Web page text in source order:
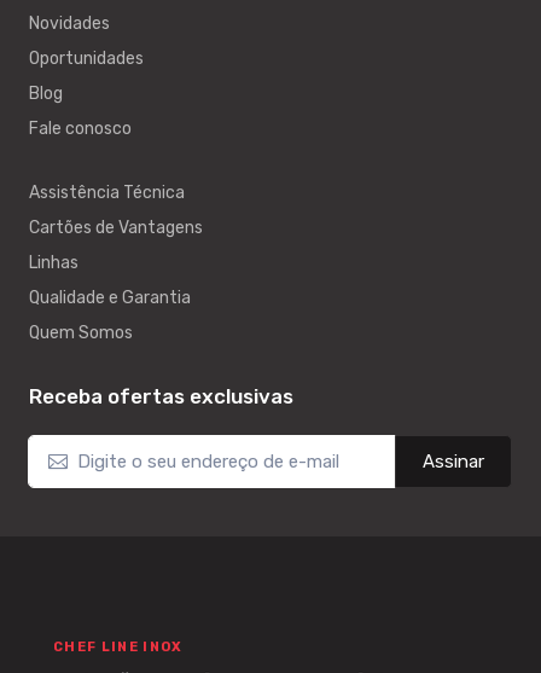
Novidades
Oportunidades
Blog
Fale conosco
Assistência Técnica
Cartões de Vantagens
Linhas
Qualidade e Garantia
Quem Somos
Receba ofertas exclusivas
Assinar
CHEF LINE INOX